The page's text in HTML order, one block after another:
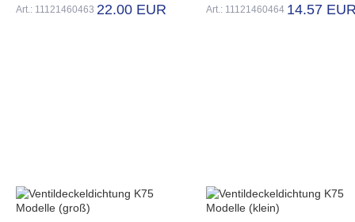
Art.: 11121460463 22.00 EUR Art.: 11121460464 14.57